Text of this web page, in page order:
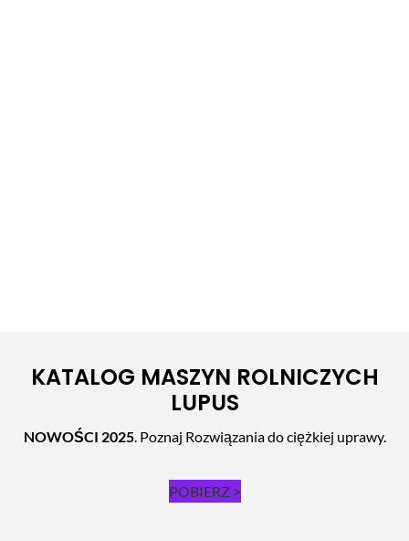
KATALOG MASZYN ROLNICZYCH
LUPUS
NOWOŚCI 2025. Poznaj Rozwiązania do ciężkiej uprawy.
POBIERZ >